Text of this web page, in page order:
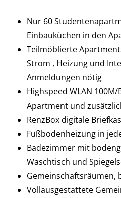
Nur 60
Einbauküchen in den
Teilmöblierte
Strom , Heizung und
Anmeldungen nötig
Highspeed WLAN
Apartment und
RenzBox digitale
Fußbodenheizung in
Badezimmer mit
Waschtisch und
Gemeinschaftsräumen,
Vollausgestattete